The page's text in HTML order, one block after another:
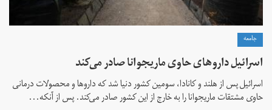
جامعه
اسرائیل داروهای حاوی ماریجوانا صادر می‌کند
اسرائیل پس از هلند و کانادا، سومین کشور دنیا شد که داروها و محصولات درمانی
حاوی مشتقات ماریجوانا را به خارج از این کشور صادر می‌کند. پس از آنکه...